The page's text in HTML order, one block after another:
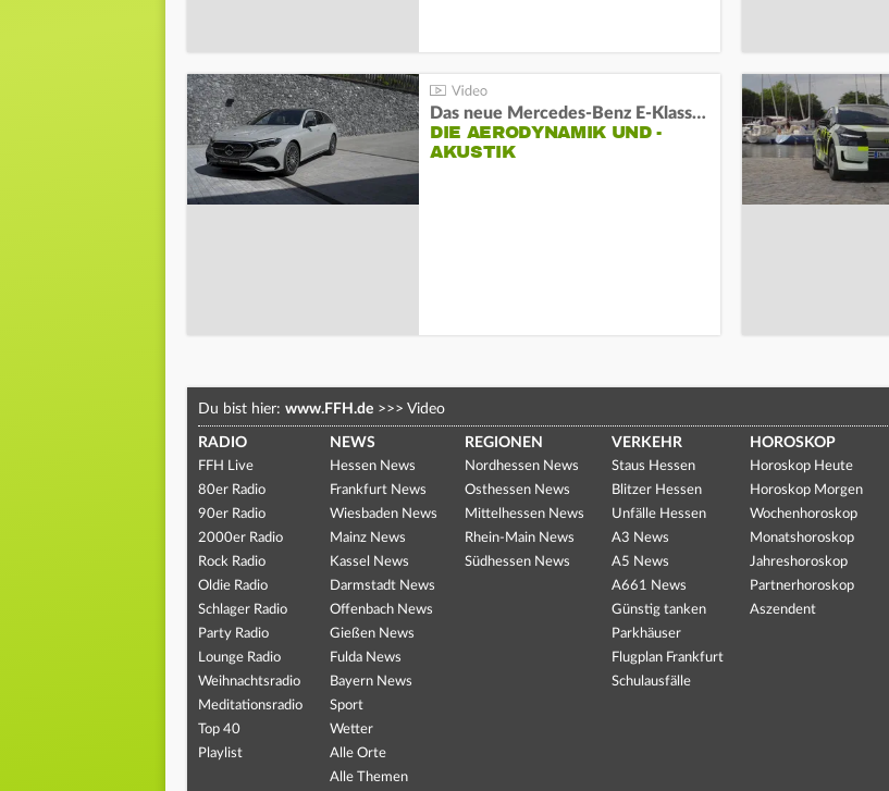
Das neue Mercedes-Benz E-Klasse T-Modell
DIE AERODYNAMIK UND -
AKUSTIK
Du bist hier: www.FFH.de >>> Video
RADIO
FFH Live
80er Radio
90er Radio
2000er Radio
Rock Radio
Oldie Radio
Schlager Radio
Party Radio
Lounge Radio
Weihnachtsradio
Meditationsradio
Top 40
Playlist
NEWS
Hessen News
Frankfurt News
Wiesbaden News
Mainz News
Kassel News
Darmstadt News
Offenbach News
Gießen News
Fulda News
Bayern News
Sport
Wetter
Alle Orte
Alle Themen
REGIONEN
Nordhessen News
Osthessen News
Mittelhessen News
Rhein-Main News
Südhessen News
VERKEHR
Staus Hessen
Blitzer Hessen
Unfälle Hessen
A3 News
A5 News
A661 News
Günstig tanken
Parkhäuser
Flugplan Frankfurt
Schulausfälle
HOROSKOP
Horoskop Heute
Horoskop Morgen
Wochenhoroskop
Monatshoroskop
Jahreshoroskop
Partnerhoroskop
Aszendent